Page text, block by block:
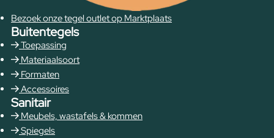
Bezoek onze tegel outlet op Marktplaats
Buitentegels
Toepassing
Materiaalsoort
Formaten
Accessoires
Sanitair
Meubels, wastafels & kommen
Spiegels